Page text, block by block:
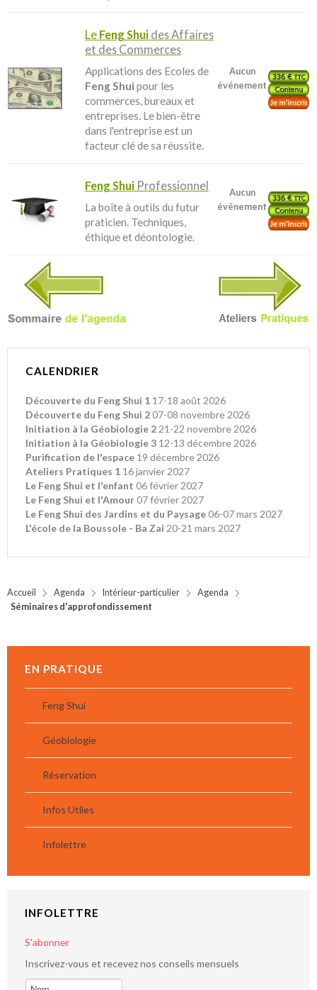
Le Feng Shui des Affaires
et des Commerces
Applications des Ecoles de
Feng Shui pour les
commerces, bureaux et
entreprises. Le bien-être
dans l'entreprise est un
facteur clé de sa réussite.
Aucun
événement
Feng Shui Professionnel
La boîte à outils du futur
praticien. Techniques,
éthique et déontologie.
Aucun
événement
CALENDRIER
Découverte du Feng Shui 1 17-18 août 2026
Découverte du Feng Shui 207-08 novembre 2026
Initiation à la Géobiologie 2 21-22 novembre 2026
Initiation à la Géobiologie 3 12-13 décembre 2026
Purification de l'espace 19 décembre 2026
Ateliers Pratiques 1 16 janvier 2027
Le Feng Shui et l'enfant 06 février 2027
Le Feng Shui et l'Amour07 février 2027
Le Feng Shui des Jardins et du Paysage06-07 mars 2027
L'école de la Boussole - Ba Zai 20-21 mars 2027
Accueil Agenda Intérieur-particulier
Agenda
Séminaires d'approfondissement
EN PRATIQUE
Feng Shui
Géobiologie
Réservation
Infos Utiles
Infolettre
INFOLETTRE
S'abonner
Inscrivez-vous et recevez nos conseils mensuels